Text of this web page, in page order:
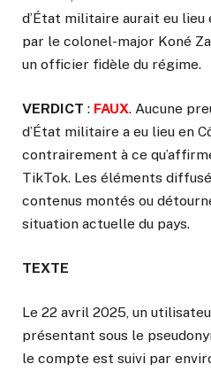
d’État militaire aurait eu lieu
par le colonel-major Koné
un officier fidèle du régime.
VERDICT : FAUX. Aucune
d’État militaire a eu lieu en
contrairement à ce
TikTok. Les éléments
contenus montés ou
situation actuelle du pays.
TEXTE
Le 22 avril 2025, un
présentant sous le
le compte est suivi par